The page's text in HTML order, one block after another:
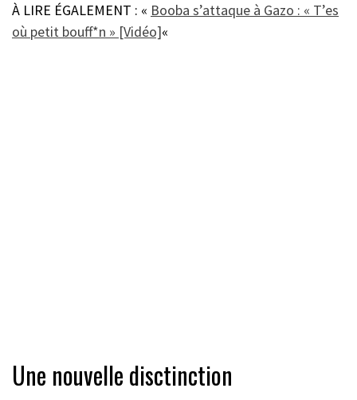
À LIRE ÉGALEMENT : « Booba s’attaque à Gazo : « T’es
où petit bouff*n » [Vidéo]«
Une nouvelle disctinction